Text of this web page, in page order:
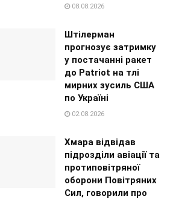
08.08.2026
Штілерман
прогнозує затримку
у постачанні ракет
до Patriot на тлі
мирних зусиль США
по Україні
02.08.2026
Хмара відвідав
підрозділи авіації та
протиповітряної
оборони Повітряних
Сил, говорили про